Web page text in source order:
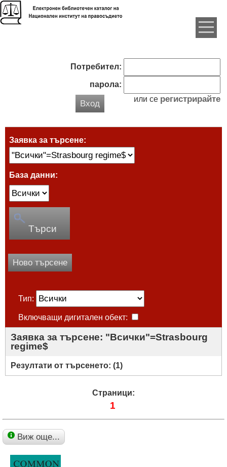
Потребител:
парола:
Вход или се регистрирайте
Заявка за търсене:
База данни:
Търси
Ново търсене
Тип:
Включващи дигитален обект:
Заявка за търсене: "Всички"=Strasbourg
regime$
Резултати от търсенето: (1)
Страници:
1
Виж още...